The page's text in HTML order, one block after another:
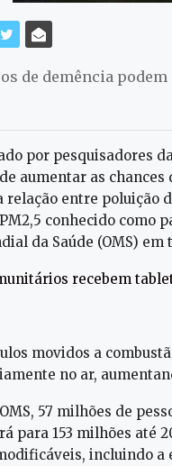
de demência
por pesquisadores
aumentar as
relação entre poluição
conhecido como
da Saúde (OMS)
recebem
movidos a
no ar,
57 milhões de
para 153 milhões até
incluindo a